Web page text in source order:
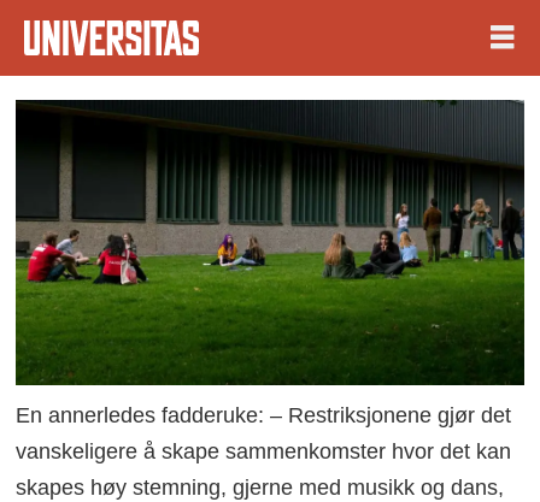
En annerledes fadderuke: – Restriksjonene gjør det
vanskeligere å skape sammenkomster hvor det kan
skapes høy stemning, gjerne med musikk og dans,